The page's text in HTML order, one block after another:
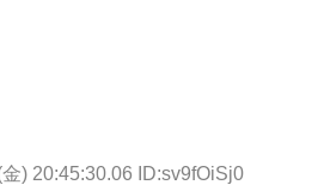
) 20:45:30.06 ID:sv9fOiSj0